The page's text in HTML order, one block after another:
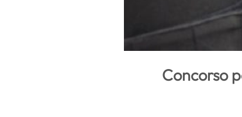
Concorso